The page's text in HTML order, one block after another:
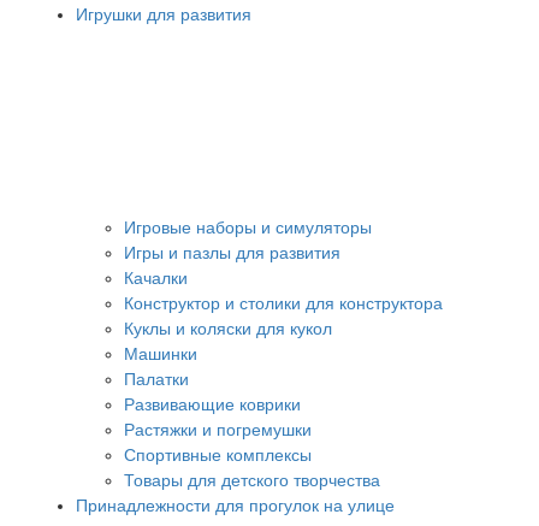
Игрушки для развития
Игровые наборы и симуляторы
Игры и пазлы для развития
Качалки
Конструктор и столики для конструктора
Куклы и коляски для кукол
Машинки
Палатки
Развивающие коврики
Растяжки и погремушки
Спортивные комплексы
Товары для детского творчества
Принадлежности для прогулок на улице